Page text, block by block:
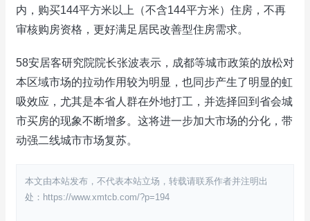
内，购买144平方米以上（不含144平方米）住房，不再
审核购房资格，更好满足居民改善型住房需求。
58安居客研究院院长张波表示，成都等城市政策的放松对
本区域市场的拉动作用较为明显，也同步产生了明显的虹
吸效应，尤其是本省人群在外地打工，并选择回到省会城
市买房的现象不断增多。这将进一步加大市场的分化，带
动强二线城市市场复苏。
本文由本站发布，不代表本站立场，转载请联系作者并注明出
处：https://www.xmtcb.com/?p=194